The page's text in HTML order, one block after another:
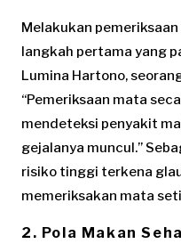
Melakukan
langkah pertama yang
Lumina Hartono,
“Pemeriksaan mata
mendeteksi penyakit
gejalanya muncul.”
risiko tinggi terkena
memeriksakan mata
2. Pola Makan